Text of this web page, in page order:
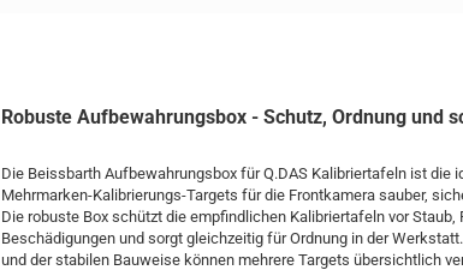
Robuste Aufbewahrungsbox - Schutz, Ordnung und
Die Beissbarth Aufbewahrungsbox für Q.DAS Kalibriertafeln ist die
Mehrmarken-Kalibrierungs-Targets für die Frontkamera sauber,
Die robuste Box schützt die empfindlichen Kalibriertafeln vor Staub,
Beschädigungen und sorgt gleichzeitig für Ordnung in der
und der stabilen Bauweise können mehrere Targets übersichtlich